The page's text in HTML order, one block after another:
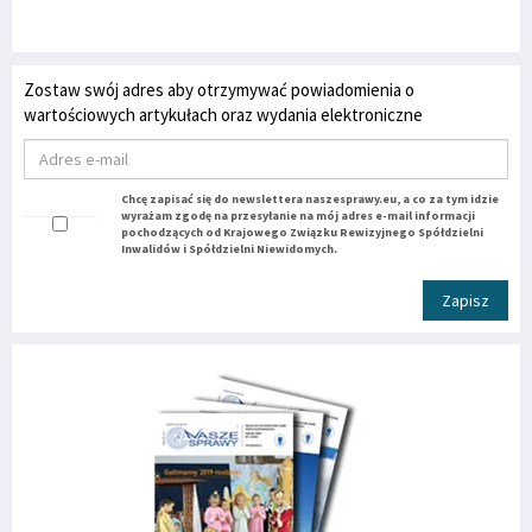
Zostaw swój adres aby otrzymywać powiadomienia o
wartościowych artykułach oraz wydania elektroniczne
Chcę zapisać się do newslettera naszesprawy.eu, a co za tym idzie
wyrażam zgodę na przesyłanie na mój adres e-mail informacji
pochodzących od Krajowego Związku Rewizyjnego Spółdzielni
Inwalidów i Spółdzielni Niewidomych.
Zapisz